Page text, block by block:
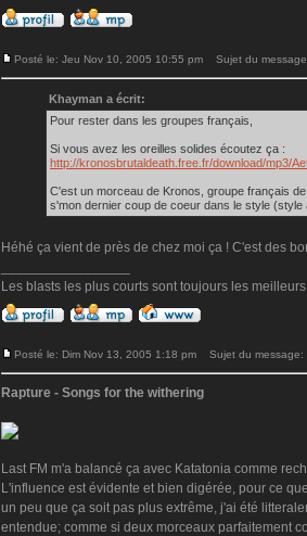
Posté le: Jeu Nov 10, 2005 10:55 pm Sujet du
Khayman a écrit:
Pour rester dans les groupes français,
Si vous avez les oreilles solides écoutez ça :
http://kronosbrutaldeath.free.fr/download/mp3/
C'est un morceau de Kronos, groupe français
s'mon dernier coup de coeur dans le style
Héhé ça vient de près de chez moi ça ! C'est des
Les blasts les plus courts sont toujours les
Posté le: Dim Nov 13, 2005 1:18 pm Sujet du message:
Rapture - Songs for the withering
Last FM m'a balancé ça avec Katatonia comme
L'influence est évidente et bien digérée, pour ce
un peu que ça soit pas plus extrême, j'ai été
entendue; comme si deux morceaux parfaitement